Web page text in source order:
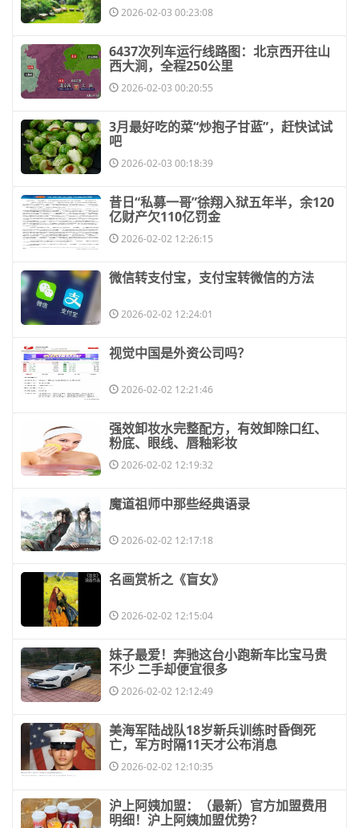
2026-02-03 00:23:08
​6437次列车运行线路图：北京西开往山
西大涧，全程250公里
2026-02-03 00:20:55
​3月最好吃的菜“炒抱子甘蓝”，赶快试试
吧
2026-02-03 00:18:39
​昔日“私募一哥”徐翔入狱五年半，余120
亿财产欠110亿罚金
2026-02-02 12:26:15
​微信转支付宝，支付宝转微信的方法
2026-02-02 12:24:01
​视觉中国是外资公司吗？
2026-02-02 12:21:46
​强效卸妆水完整配方，有效卸除口红、
粉底、眼线、唇釉彩妆
2026-02-02 12:19:32
​魔道祖师中那些经典语录
2026-02-02 12:17:18
​名画赏析之《盲女》
2026-02-02 12:15:04
​妹子最爱！奔驰这台小跑新车比宝马贵
不少 二手却便宜很多
2026-02-02 12:12:49
​美海军陆战队18岁新兵训练时昏倒死
亡，军方时隔11天才公布消息
2026-02-02 12:10:35
​沪上阿姨加盟：（最新）官方加盟费用
明细！沪上阿姨加盟优势？